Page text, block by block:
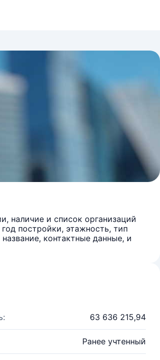
наличие и список организаций
постройки, этажность, тип
контактные данные, и
63 636 215,94
Ранее учтенный